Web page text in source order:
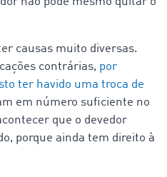
causas muito diversas.
contrárias, por
ter havido uma troca de
em número suficiente no
que o devedor
porque ainda tem direito à